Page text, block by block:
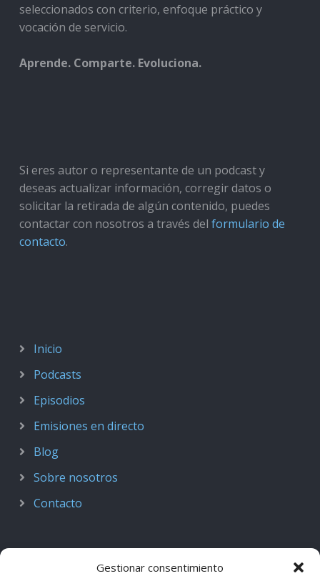
Gestionar consentimiento
seleccionados con criterio, enfoque práctico y
vocación de servicio.
Aprende. Comparte. Evoluciona.
Si eres autor o representante de un podcast y
deseas actualizar información, corregir datos o
solicitar la retirada de algún contenido, puedes
contactar con nosotros a través del formulario de
contacto.
Inicio
Podcasts
Episodios
Emisiones en directo
Blog
Sobre nosotros
Contacto